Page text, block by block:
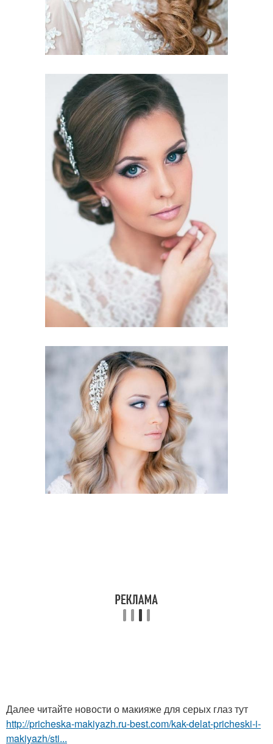
Далее читайте новости о макияже для серых глаз тут
http://pricheska-makiyazh.ru-best.com/kak-delat-pricheski-i-
makiyazh/sti...